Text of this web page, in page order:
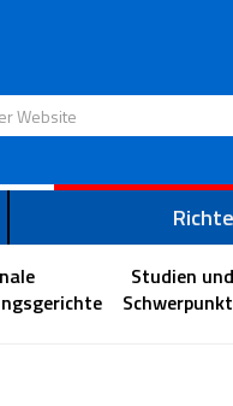
der Website
Studien und